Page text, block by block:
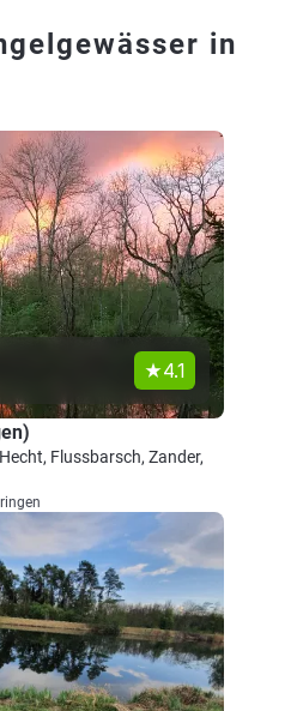
in
4.1
Flussbarsch, Zander,